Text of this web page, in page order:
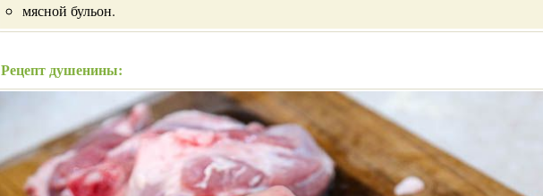
мясной бульон.
Рецепт душенины: